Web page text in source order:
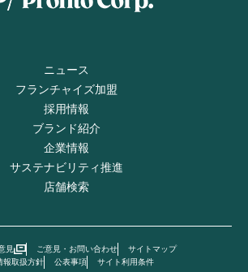
ニュース
フランチャイズ加盟
採用情報
ブランド紹介
企業情報
サステナビリティ推進
店舗検索
見 ご意見・お問い合わせ
サイトマップ
報取扱方針
公表事項 サイト利用条件